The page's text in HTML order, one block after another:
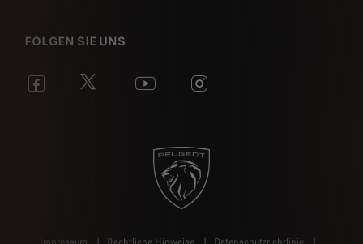
FOLGEN SIE UNS